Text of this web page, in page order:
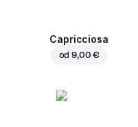
Capricciosa
od9,00 €